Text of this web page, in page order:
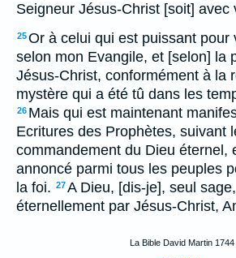
Seigneur Jésus-Christ [soit] avec
25Or à celui qui est puissant pour
selon mon Evangile, et [selon] la
Jésus-Christ, conformément à la
mystère qui a été tû dans les
26 Mais qui est maintenant
Ecritures des Prophètes, suivant
commandement du Dieu éternel,
annoncé parmi tous les peuples
la foi. 27A Dieu, [dis-je], seul
éternellement par Jésus-Christ,
La Bible David Martin 1744